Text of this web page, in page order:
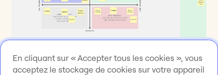
En cliquant sur « Accepter tous les cookies », vous
acceptez le stockage de cookies sur votre appareil